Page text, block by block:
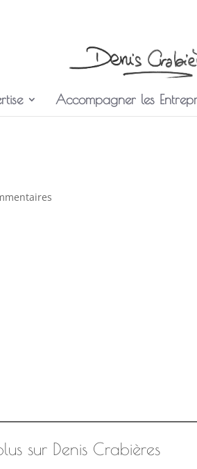
Accompagner les
sur Denis Crabières